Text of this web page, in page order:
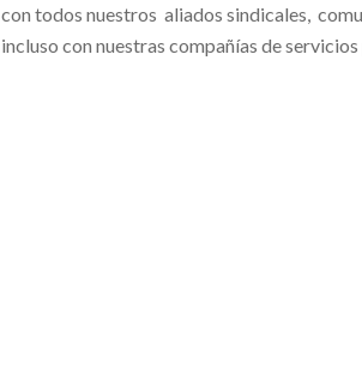
con todos nuestros aliados sindicales,
incluso con nuestras compañías de